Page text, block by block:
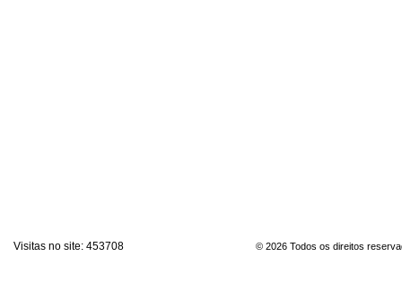
Visitas no site: 453708 © 2026 Todos os direitos